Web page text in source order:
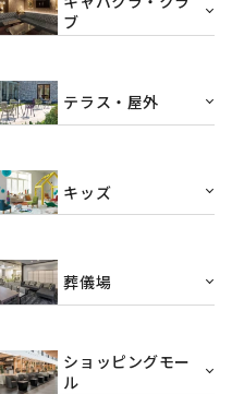
ブ
テラス・屋外
キッズ
葬儀場
ショッピングモー
ル